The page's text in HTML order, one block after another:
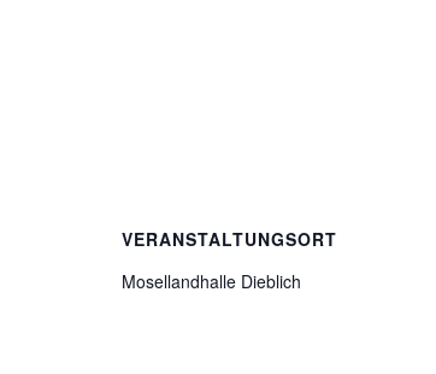
VERANSTALTUNGSORT
Mosellandhalle Dieblich